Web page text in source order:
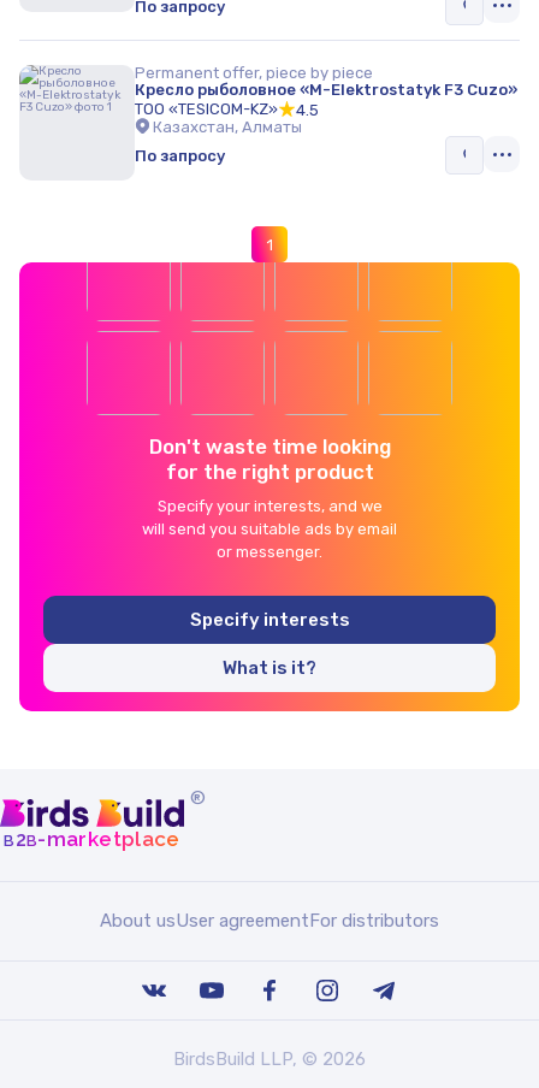
По запросу
Permanent offer, piece by piece
Кресло рыболовное «M-Elektrostatyk F3 Cuzo»
ТОО «TESICOM-KZ»
4.5
Казахстан, Алматы
По запросу
1
Don't waste time looking
for the right product
Specify your interests, and we
will send you suitable ads by email
or messenger.
Specify interests
What is it?
®
b2b-marketplace
About usUser agreementFor distributors
BirdsBuild LLP, © 2026